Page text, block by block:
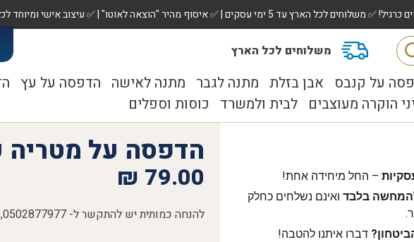
משלוחים לכל הארץ עד 5 ימי עסקים | ✅ איסוף מהיר "הוצאה לאוטו" | ✅ עיצוב אישי ומיוחד לכל מתנה. הזמינו עכשיו!
משלוחים לכל הארץ
על קנבס אבן בזלת מתנה לגבר מתנה לאישה הדפסה על עץ
הוקרה מעוצבים לבית ולמשרד כוסות וספלים
– החל מיחידה אחת!
בלבדואינם נשלחים כחלק
דברו איתנו להטבה!
הדפסה על מטריה קוטר
79.00
₪
להנחה כמותית יש להתקשר ל- 0502877977, 03-9313677